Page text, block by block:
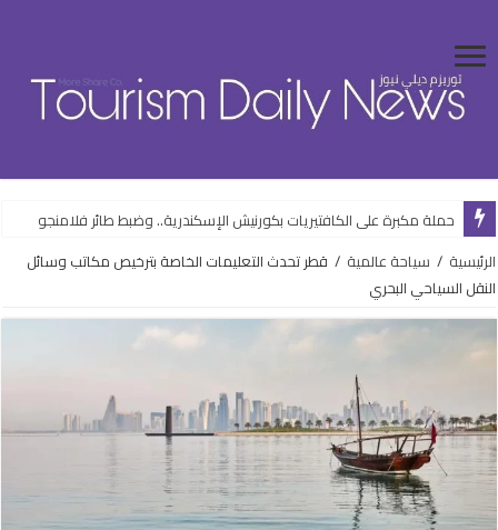
حملة مكبرة على الكافتيريات بكورنيش الإسكندرية.. وضبط طائر فلامنجو
الرئيسية / سياحة عالمية / قطر تحدث التعليمات الخاصة بترخيص مكاتب وسائل
النقل السياحي البحري